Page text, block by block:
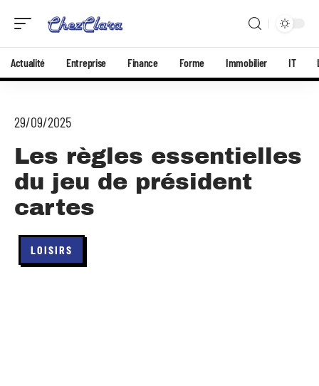
Actualité Entreprise Finance Forme Immobilier IT
29/09/2025
Les règles essentielles
du jeu de président
cartes
LOISIRS